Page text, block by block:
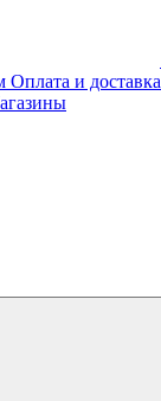
Оплата и доставка